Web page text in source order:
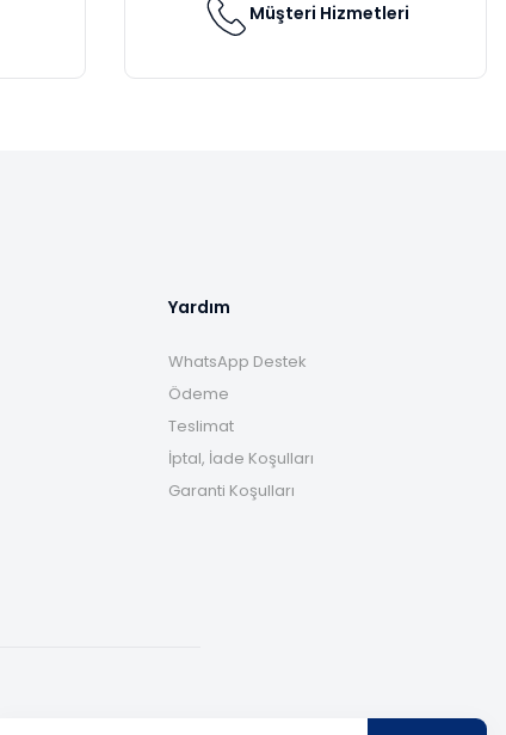
Müşteri Hizmetleri
Yardım
WhatsApp Destek
Ödeme
Teslimat
İptal, İade Koşulları
Garanti Koşulları